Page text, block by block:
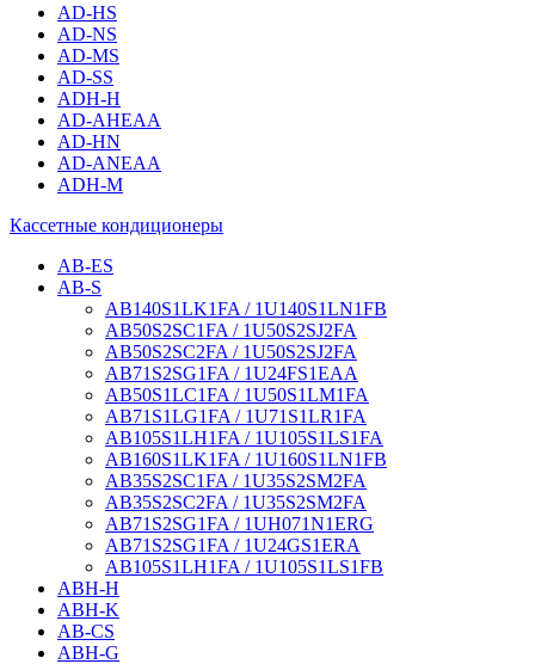
AD-HS
AD-NS
AD-MS
AD-SS
ADH-H
AD-AHEAA
AD-HN
AD-ANEAA
ADH-M
Кассетные кондиционеры
AB-ES
AB-S
AB140S1LK1FA / 1U140S1LN1FB
AB50S2SC1FA / 1U50S2SJ2FA
AB50S2SC2FA / 1U50S2SJ2FA
AB71S2SG1FA / 1U24FS1EAA
AB50S1LC1FA / 1U50S1LM1FA
AB71S1LG1FA / 1U71S1LR1FA
AB105S1LH1FA / 1U105S1LS1FA
AB160S1LK1FA / 1U160S1LN1FB
AB35S2SC1FA / 1U35S2SM2FA
AB35S2SC2FA / 1U35S2SM2FA
AB71S2SG1FA / 1UH071N1ERG
AB71S2SG1FA / 1U24GS1ERA
AB105S1LH1FA / 1U105S1LS1FB
ABH-H
ABH-K
AB-CS
ABH-G